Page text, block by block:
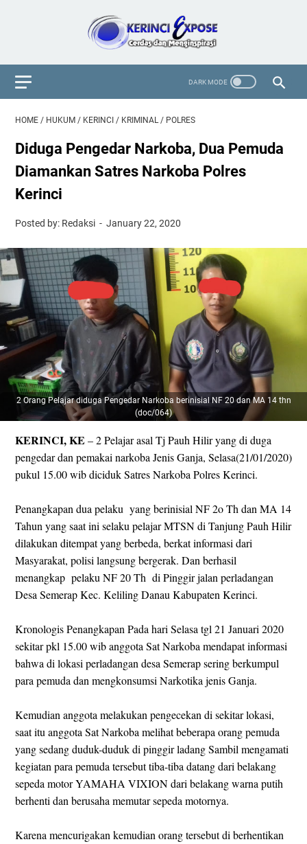
HOME / HUKUM / KERINCI / KRIMINAL / POLRES
Diduga Pengedar Narkoba, Dua Pemuda
Diamankan Satres Narkoba Polres
Kerinci
Posted by: Redaksi January 22, 2020
2 Orang Pelajar diduga Pengedar Narkoba berinisial NF 20 dan MA 14 thn
(doc/064)
KERINCI, KE – 2 Pelajar asal Tj Pauh Hilir yang di duga
pengedar dan pemakai narkoba Jenis Ganja, Selasa(21/01/2020)
pukul 15.00 wib diciduk Satres Narkoba Polres Kerinci.
Penangkapan dua pelaku yang berinisial NF 2o Th dan MA 14
Tahun yang saat ini selaku pelajar MTSN di Tanjung Pauh Hilir
dilakukan ditempat yang berbeda, berkat informasi dari
Masyarakat, polisi langsung bergerak. Dan berhasil
menangkap pelaku NF 20 Th di Pinggir jalan perladangan
Desa Semerap Kec. Keliling Danau Kabupaten Kerinci.
Kronologis Penangkapan Pada hari Selasa tgl 21 Januari 2020
sekitar pkl 15.00 wib anggota Sat Narkoba mendapat informasi
bahwa di lokasi perladangan desa Semerap sering berkumpul
para pemuda dan mengkonsumsi Narkotika jenis Ganja.
Kemudian anggota melakukan pengecekan di sekitar lokasi,
saat itu anggota Sat Narkoba melihat beberapa orang pemuda
yang sedang duduk-duduk di pinggir ladang Sambil mengamati
kegiatan para pemuda tersebut tiba-tiba datang dari belakang
sepeda motor YAMAHA VIXION dari belakang warna putih
berhenti dan berusaha memutar sepeda motornya.
Karena mencurigakan kemudian orang tersebut di berhentikan